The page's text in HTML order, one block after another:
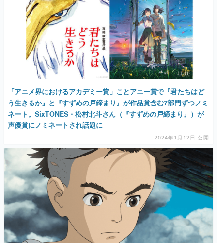
「アニメ界におけるアカデミー賞」ことアニー賞で『君たちはど
う生きるか』と『すずめの戸締まり』が作品賞含む7部門ずつノミ
ネート。SixTONES・松村北斗さん（『すずめの戸締まり』）が
声優賞にノミネートされ話題に
2024年1月12日 公開